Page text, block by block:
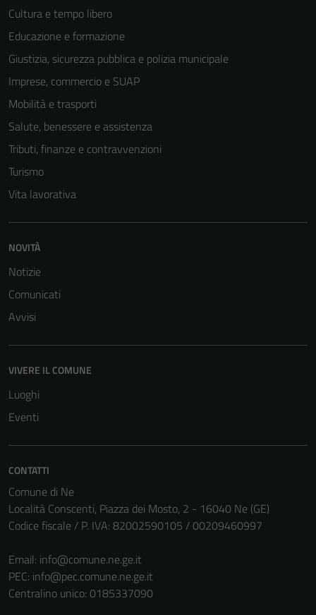
Cultura e tempo libero
Educazione e formazione
Giustizia, sicurezza pubblica e polizia municipale
Imprese, commercio e SUAP
Mobilità e trasporti
Salute, benessere e assistenza
Tributi, finanze e contravvenzioni
Turismo
Vita lavorativa
NOVITÀ
Notizie
Comunicati
Avvisi
VIVERE IL COMUNE
Luoghi
Eventi
CONTATTI
Comune di Ne
Località Conscenti, Piazza dei Mosto, 2 - 16040 Ne (GE)
Codice fiscale / P. IVA: 82002590105 / 00209460997
Email: info@comune.ne.ge.it
PEC: info@pec.comune.ne.ge.it
Centralino unico: 0185337090
Tecnici
possono
non raccolgono
informazioni